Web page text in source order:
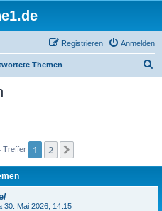
Anmelden
Registrieren
Themen
Treffer 1 2
30. Mai 2026, 14:15